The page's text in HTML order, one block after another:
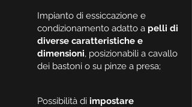
Impianto di essiccazione e
condizionamento adatto a pelli di
diverse caratteristiche e
dimensioni, posizionabili a cavallo
dei bastoni o su pinze a presa;
Possibilità di impostare